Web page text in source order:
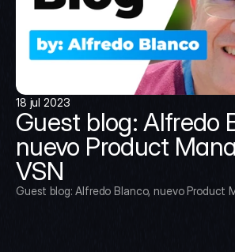
18 jul 2023
Guest blog: Alfredo
nuevo Product
VSN
Guest blog: Alfredo Blanco, nuevo Product